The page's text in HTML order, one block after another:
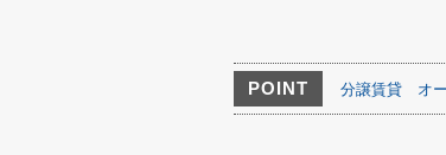
POINT 分譲賃貸 オ